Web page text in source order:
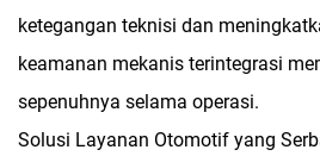
ketegangan teknisi dan
keamanan mekanis terintegrasi
sepenuhnya selama operasi.
Solusi Layanan Otomotif yang